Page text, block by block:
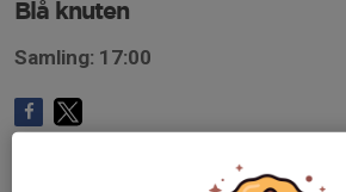
Blå knuten
Samling: 17:00